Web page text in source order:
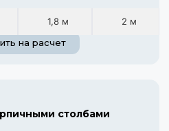
1,8 м
2 м
на расчет
столбами